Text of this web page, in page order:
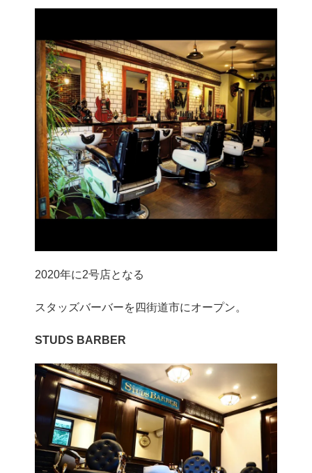
2020年に2号店となる
スタッズバーバーを四街道市にオープン。
STUDS BARBER